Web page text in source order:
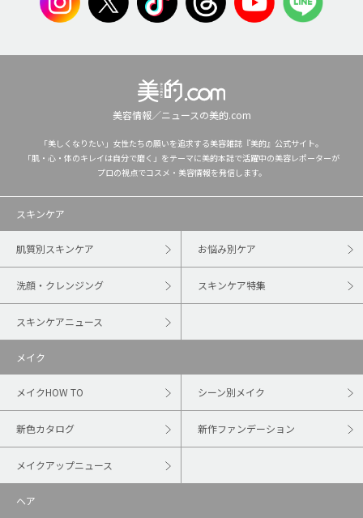
美容情報／ニュースの美的.com
「美しくなりたい」女性たちの願いを追求する美容雑誌『美的』公式サイト。
「肌・心・体のキレイは自分で磨く」をテーマに美的本誌で活躍中の美容レポーターが
プロの視点でコスメ・美容情報を発信します。
スキンケア
肌質別スキンケア お悩み別ケア
洗顔・クレンジング スキンケア特集
スキンケアニュース
メイク
メイクHOW TO シーン別メイク
新色カタログ 新作ファンデーション
メイクアップニュース
ヘア